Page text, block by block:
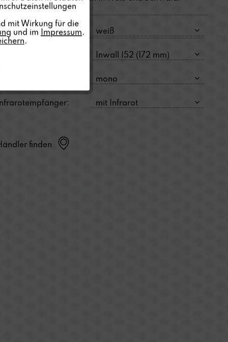
Infrarotempfänger:
finden
Inaktiv
mit Wirkung für die
und im Impressum.
.